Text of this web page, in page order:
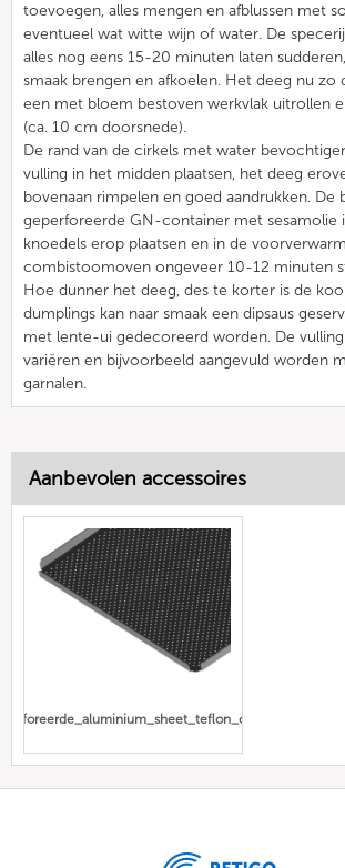
toevoegen, alles mengen en afblussen met
eventueel wat witte wijn of water. De
alles nog eens 15-20 minuten laten
smaak brengen en afkoelen. Het deeg nu zo
een met bloem bestoven werkvlak uitrollen
(ca. 10 cm doorsnede).
De rand van de cirkels met water
vulling in het midden plaatsen, het deeg
bovenaan rimpelen en goed aandrukken. De
geperforeerde GN-container met sesamolie
knoedels erop plaatsen en in de
combistoomoven ongeveer 10-12 minuten
Hoe dunner het deeg, des te korter is de
dumplings kan naar smaak een dipsaus
met lente-ui gedecoreerd worden. De vulling
variëren en bijvoorbeeld aangevuld worden
garnalen.
Aanbevolen accessoires